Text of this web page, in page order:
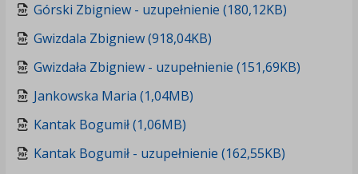
Górski Zbigniew - uzupełnienie (180,12KB)
Gwizdala Zbigniew (918,04KB)
Gwizdała Zbigniew - uzupełnienie (151,69KB)
Jankowska Maria (1,04MB)
Kantak Bogumił (1,06MB)
Kantak Bogumił - uzupełnienie (162,55KB)